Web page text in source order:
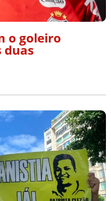
o goleiro
duas